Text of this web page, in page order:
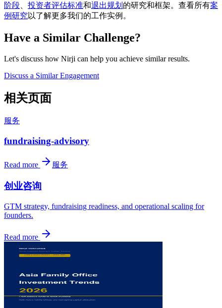
阶段
投资者评估标准和退出规划 的研究和框架。查看所有案
例研究 以了解更多我们的工作实例。
Have a Similar Challenge?
Let's discuss how Nirji can help you achieve similar results.
Discuss a Similar Engagement
相关页面
服务
fundraising-advisory
Read more 服务
创业咨询
GTM strategy, fundraising readiness, and operational scaling for
founders.
Read more